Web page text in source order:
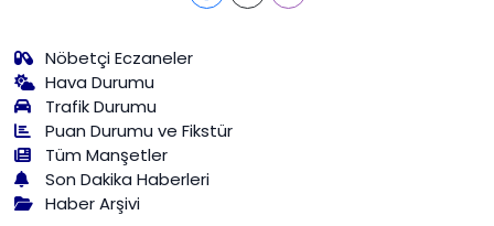
Nöbetçi Eczaneler
Hava Durumu
Trafik Durumu
Puan Durumu ve Fikstür
Tüm Manşetler
Son Dakika Haberleri
Haber Arşivi